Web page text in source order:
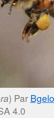
) Par
4.0